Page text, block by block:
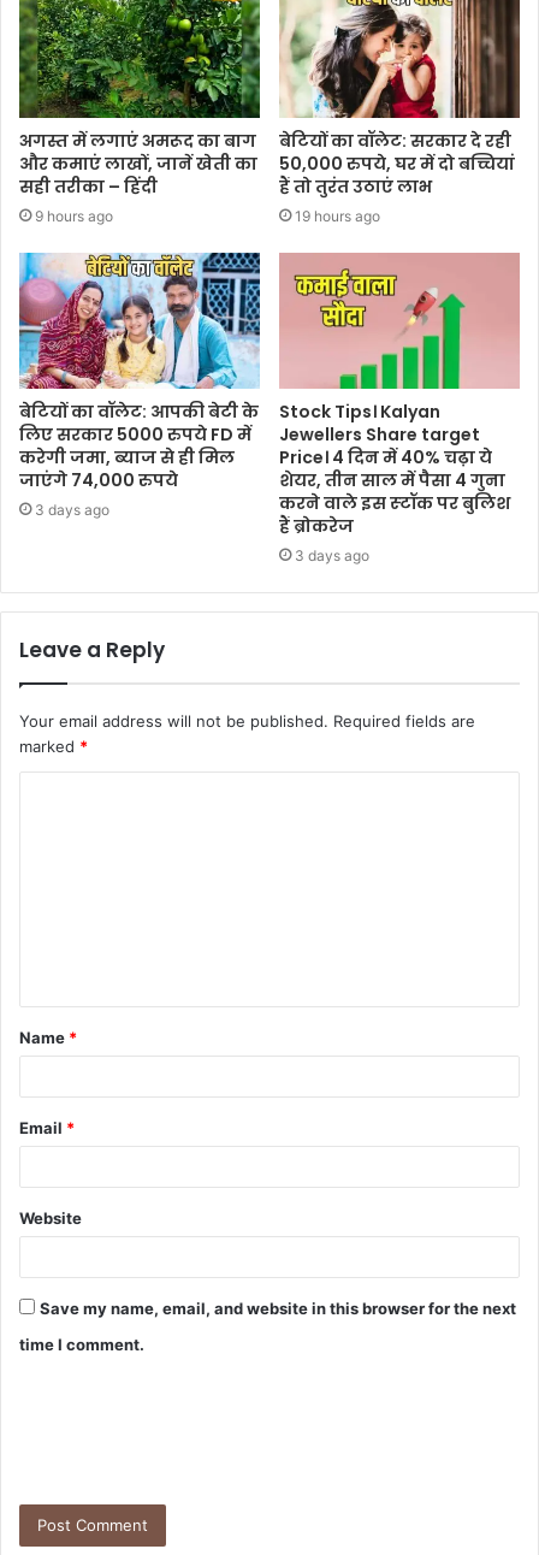
अगस्त में लगाएं अमरूद का बाग
और कमाएं लाखों, जानें खेती का
सही तरीका – हिंदी
9 hours ago
बेटियों का वॉलेट: सरकार दे रही
50,000 रुपये, घर में दो बच्चियां
हैं तो तुरंत उठाएं लाभ
19 hours ago
बेटियों का वॉलेट: आपकी बेटी के
लिए सरकार 5000 रुपये FD में
करेगी जमा, ब्याज से ही मिल
जाएंगे 74,000 रुपये
3 days ago
Stock Tips। Kalyan
Jewellers Share target
Price। 4 दिन में 40% चढ़ा ये
शेयर, तीन साल में पैसा 4 गुना
करने वाले इस स्‍टॉक पर बुलिश
हैं ब्रोकरेज
3 days ago
Leave a Reply
Your email address will not be published. Required fields are
marked *
Name *
Email *
Website
Save my name, email, and website in this browser for the next
time I comment.